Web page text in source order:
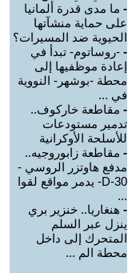
- ما مدى قدرة ألمانيا
على حماية منشآتها
الحيوية ضد المسيرات؟
- -روساتوم- تبدأ في
إعادة موظفيها إلى
محطة -بوشهر- النووية
في ...
- مقاطعة خاركوف..
تدمير مستودعات
للأسلحة الأوكرانية
- مقاطعة زابوروجيه..
مدفع هاوتزر الروسي -
D-30- يدمر مواقع لقوا
...
- هنغاريا.. خنزير بري
ينزل عبر السلم
المتحرك إلى داخل
محطة الم ...